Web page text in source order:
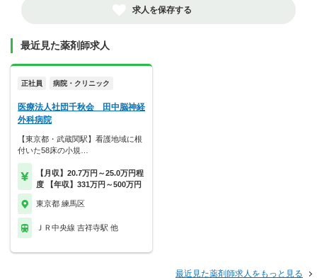
求人を保存する
最近見た薬剤師求人
正社員 病院・クリニック
医療法人社団千秋会 田中脳神経
外科病院
【東京都・武蔵関駅】看護地域に根
付いた58床の小規…
【月収】20.7万円～25.0万円程
度 【年収】331万円～500万円
東京都 練馬区
ＪＲ中央線 吉祥寺駅 他
最近見た薬剤師求人をもっと見る